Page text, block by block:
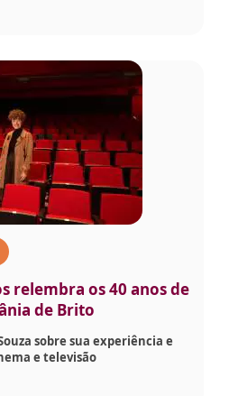
relembra os 40 anos de
de Brito
sobre sua experiência e
e televisão